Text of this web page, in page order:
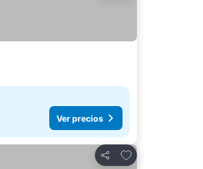
Ver precios
Compartir
Añadir a favoritos